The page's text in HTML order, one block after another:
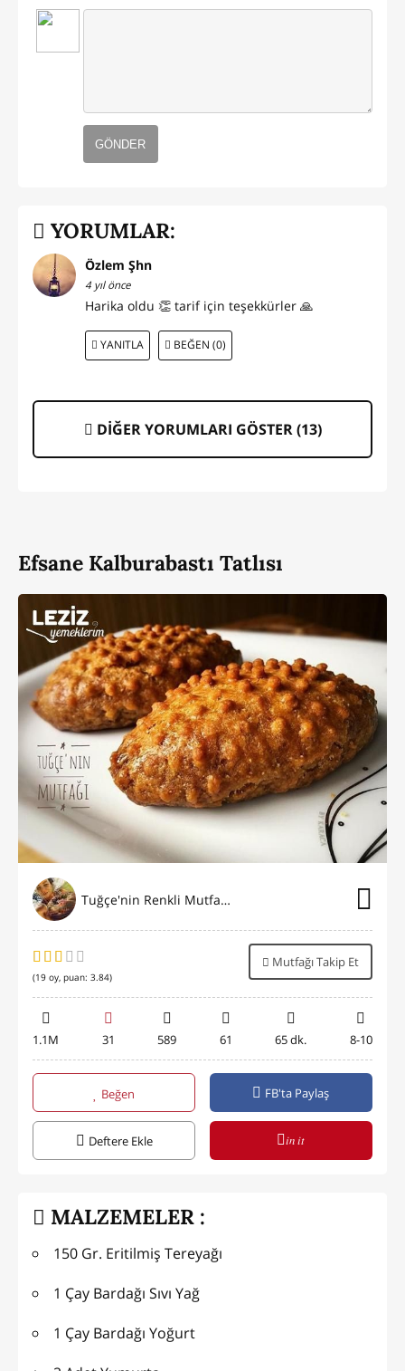
GÖNDER
YORUMLAR:
Özlem Şhn
4 yıl önce
Harika oldu 👏 tarif için teşekkürler 🙏
YANITLA BEĞEN (0)
DİĞER YORUMLARI GÖSTER (13)
Efsane Kalburabastı Tatlısı
Tuğçe'nin Renkli Mutfağı⭐️
(19 oy, puan: 3.84)
Mutfağı Takip Et
1.1M 31 589 61 65 dk. 8-10
Beğen FB'ta Paylaş
Deftere Ekle in it
MALZEMELER :
150 Gr. Eritilmiş Tereyağı
1 Çay Bardağı Sıvı Yağ
1 Çay Bardağı Yoğurt